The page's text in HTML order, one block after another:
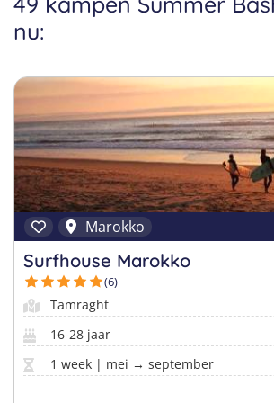
Boerderijkampen
Musicalkampen
Natuurkampen
Ponykampen
Meidenkampen
Pretpark Kampen
Malta
Oostenrijk
Italië
Taalreizen Duits
Surfkampen Portugal
Surfkampen Buitenland
Surfkampen Sri Lanka
Golfsurfkampen
Windsurfkampen
Kitesurfkampen
nu:
Marokko
Surfhouse Marokko
(6)
Tamraght
16-28 jaar
1 week | mei → september